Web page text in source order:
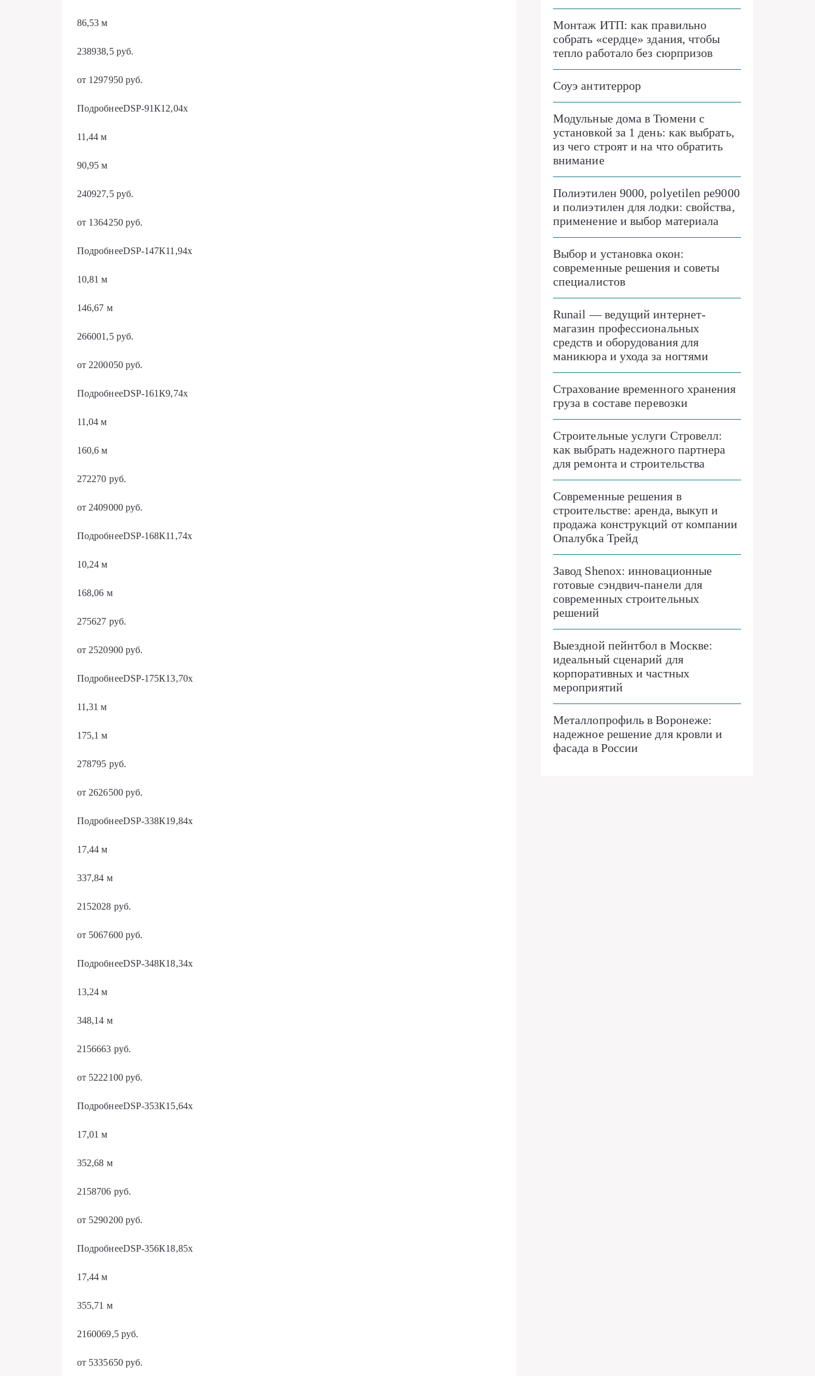
86,53 м
238938,5 руб.
от 1297950 руб.
ПодробнееDSP-91К12,04х
11,44 м
90,95 м
240927,5 руб.
от 1364250 руб.
ПодробнееDSP-147К11,94х
10,81 м
146,67 м
266001,5 руб.
от 2200050 руб.
ПодробнееDSP-161К9,74х
11,04 м
160,6 м
272270 руб.
от 2409000 руб.
ПодробнееDSP-168К11,74х
10,24 м
168,06 м
275627 руб.
от 2520900 руб.
ПодробнееDSP-175К13,70х
11,31 м
175,1 м
278795 руб.
от 2626500 руб.
ПодробнееDSP-338К19,84х
17,44 м
337,84 м
2152028 руб.
от 5067600 руб.
ПодробнееDSP-348К18,34х
13,24 м
348,14 м
2156663 руб.
от 5222100 руб.
ПодробнееDSP-353К15,64х
17,01 м
352,68 м
2158706 руб.
от 5290200 руб.
ПодробнееDSP-356К18,85х
17,44 м
355,71 м
2160069,5 руб.
от 5335650 руб.
Монтаж ИТП: как правильно
собрать «сердце» здания, чтобы
тепло работало без сюрпризов
Соуэ антитеррор
Модульные дома в Тюмени с
установкой за 1 день: как выбрать,
из чего строят и на что обратить
внимание
Полиэтилен 9000, polyetilen pe9000
и полиэтилен для лодки: свойства,
применение и выбор материала
Выбор и установка окон:
современные решения и советы
специалистов
Runail — ведущий интернет-
магазин профессиональных
средств и оборудования для
маникюра и ухода за ногтями
Страхование временного хранения
груза в составе перевозки
Строительные услуги Стровелл:
как выбрать надежного партнера
для ремонта и строительства
Современные решения в
строительстве: аренда, выкуп и
продажа конструкций от компании
Опалубка Трейд
Завод Shenox: инновационные
готовые сэндвич-панели для
современных строительных
решений
Выездной пейнтбол в Москве:
идеальный сценарий для
корпоративных и частных
мероприятий
Металлопрофиль в Воронеже:
надежное решение для кровли и
фасада в России